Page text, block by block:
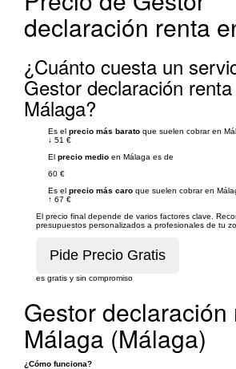
declaración renta
¿Cuánto cuesta un
Gestor declaración
Málaga?
Es el precio más barato que suelen cobrar en
↓ 51 €
El precio medio en Málaga es de
60 €
Es el precio más caro que suelen cobrar en
↑ 67 €
El precio final depende de varios factores clave.
presupuestos personalizados a profesionales de tu
es gratis y sin compromiso
Gestor declaración
Málaga (Málaga)
¿Cómo funciona?